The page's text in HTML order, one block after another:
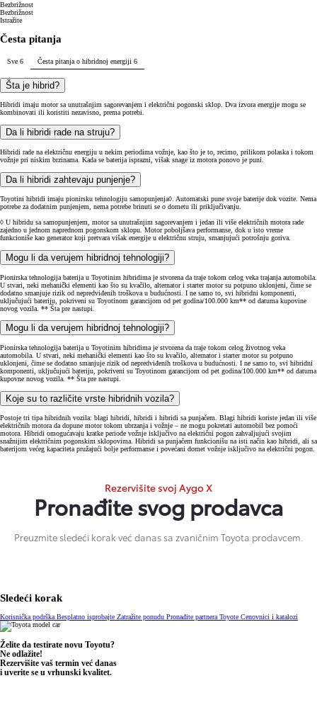
Bezbrižnost
Bezbrižnost
Istražite
Česta pitanja
Sve 6 Česta pitanja o hibridnoj energiji 6
Šta je hibrid?
Hibridi imaju motor sa unutrašnjim sagorevanjem i električni pogonski sklop. Dva izvora energije mogu se
kombinovati ili koristiti nezavisno, prema potrebi.
Da li hibridi rade na struju?
Hibridi rade na električnu energiju u nekim periodima vožnje, kao što je to, recimo, prilikom polaska i tokom
vožnje pri niskim brzinama. Kada se baterija isprazni, višak snage iz motora ponovo je puni.
Da li hibridi zahtevaju punjenje?
Toyotini hibridi imaju pionirsku tehnologiju samopunjenja◊. Automatski pune svoje baterije dok vozite. Nema
potrebe za dodatnim punjenjem, nema potrebe brinuti se o dometu ili priključivanju.
◊ U hibridu sa samopunjenjem, motor sa unutrašnjim sagorevanjem i jedan ili više električnih motora rade
zajedno u jednom naprednom pogonskom sklopu. Motor poboljšava performanse, dok u isto vreme
funkcioniše kao generator koji pretvara višak energije u električnu struju, smanjujući potrošnju goriva.
Mogu li da verujem hibridnoj tehnologiji?
Pionirska tehnologija baterija u Toyotinim hibridima je stvorena da traje tokom celog veka trajanja automobila.
U stvari, neki mehanički elementi kao što su kvačilo, alternator i starter motor su potpuno uklonjeni, čime se
dodatno smanjuje rizik od nepredviđenih troškova u budućnosti. I ne samo to, svi hibridni komponenti,
uključujući bateriju, pokriveni su Toyotinom garancijom od pet godina/100.000 km** od datuma kupovine
novog vozila. ** Šta pre nastupi.
Mogu li da verujem hibridnoj tehnologiji?
Pionirska tehnologija baterija u Toyotinim hibridima je stvorena da traje tokom celog životnog veka
automobila. U stvari, neki mehanički elementi kao što su kvačilo, alternator i starter motor su potpuno
uklonjeni, čime se dodatno smanjuje rizik od nepredviđenih troškova u budućnosti. I ne samo to, svi hibridni
komponenti, uključujući bateriju, pokriveni su Toyotinom garancijom od pet godina/100.000 km** od datuma
kupovne novog vozila. ** Šta pre nastupi.
Koje su to različite vrste hibridnih vozila?
Postoje tri tipa hibridnih vozila: blagi hibridi, hibridi i hibridi sa punjačem. Blagi hibridi koriste jedan ili više
električnih motora da dopune motor tokom ubrzanja i vožnje – ne mogu pokretati automobil bez pomoći
motora. Hibridi omogućavaju kratke periode vožnje isključivo na električni pogon zahvaljujući svojim
snažnijim električnim pogonskim sklopovima. Hibridi sa punjačem funkcionišu na isti način kao hibridi, ali sa
baterijom većeg kapaciteta pružajući bolje performanse i povećani domet vožnje isključivo na električni pogon.
Rezervišite svoj Aygo X
Pronađite svog prodavca
Preuzmite sledeći korak već danas sa zvaničnim Toyota prodavcem.
Sledeći korak
Korisnička podrškaBesplatno isprobajte Zatražite ponudu Pronađite partnera Toyote Cenovnici i katalozi
Želite da testirate novu Toyotu?
Ne odlažite!
Rezervišite vaš termin već danas
i uverite se u vrhunski kvalitet.